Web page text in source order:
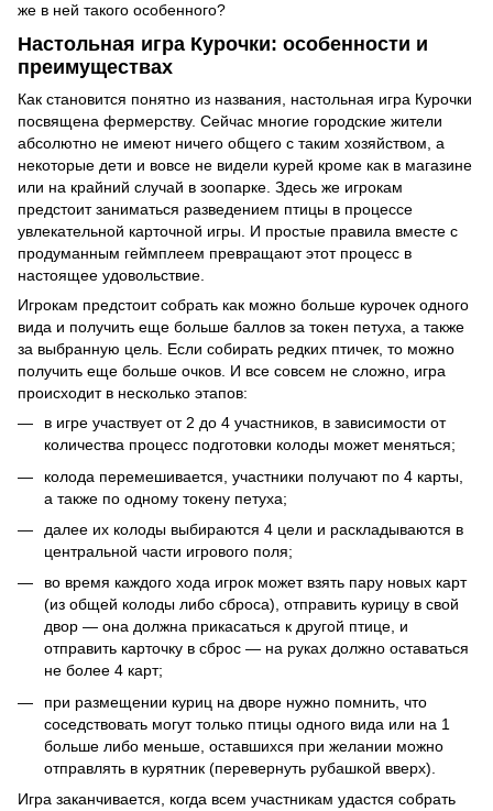
же в ней такого особенного?
Настольная игра Курочки: особенности и
преимуществах
Как становится понятно из названия, настольная игра Курочки
посвящена фермерству. Сейчас многие городские жители
абсолютно не имеют ничего общего с таким хозяйством, а
некоторые дети и вовсе не видели курей кроме как в магазине
или на крайний случай в зоопарке. Здесь же игрокам
предстоит заниматься разведением птицы в процессе
увлекательной карточной игры. И простые правила вместе с
продуманным геймплеем превращают этот процесс в
настоящее удовольствие.
Игрокам предстоит собрать как можно больше курочек одного
вида и получить еще больше баллов за токен петуха, а также
за выбранную цель. Если собирать редких птичек, то можно
получить еще больше очков. И все совсем не сложно, игра
происходит в несколько этапов:
в игре участвует от 2 до 4 участников, в зависимости от
количества процесс подготовки колоды может меняться;
колода перемешивается, участники получают по 4 карты,
а также по одному токену петуха;
далее их колоды выбираются 4 цели и раскладываются в
центральной части игрового поля;
во время каждого хода игрок может взять пару новых карт
(из общей колоды либо сброса), отправить курицу в свой
двор — она должна прикасаться к другой птице, и
отправить карточку в сброс — на руках должно оставаться
не более 4 карт;
при размещении куриц на дворе нужно помнить, что
соседствовать могут только птицы одного вида или на 1
больше либо меньше, оставшихся при желании можно
отправлять в курятник (перевернуть рубашкой вверх).
Игра заканчивается, когда всем участникам удастся собрать